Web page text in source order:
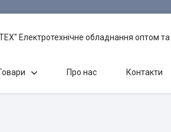
Електротехнічне обладнання оптом та
Про нас Контакти